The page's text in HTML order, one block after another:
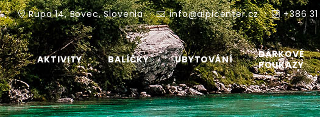
Rupa 14, Bovec, Slovenia info@alpicenter.cz +386
AKTIVITY BALÍČKY UBYTOVÁNÍ
DÁRKOVÉ
POUKAZY